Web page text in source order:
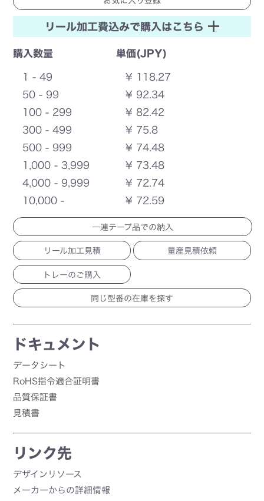
リール加工費込みで購入はこちら
購入数量 単価(JPY)
1 - 49
¥ 118.27
50 - 99
¥ 92.34
100 - 299
¥ 82.42
300 - 499
¥ 75.8
500 - 999
¥ 74.48
1,000 - 3,999
¥ 73.48
4,000 - 9,999
¥ 72.74
10,000 -
¥ 72.59
一連テープ品での納入
リール加工見積 量産見積依頼
トレーのご購入
ドキュメント
データシート
RoHS指令適合証明書
品質保証書
見積書
リンク先
デザインリソース
メーカーからの詳細情報